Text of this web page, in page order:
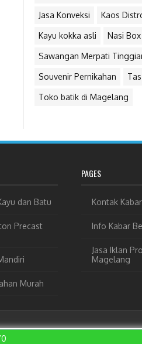
Jasa Konveksi Kaos
Kayu kokka asli Nasi Box
Sawangan Merpati
Souvenir Pernikahan
Toko batik di Magelang
dan Batu
Precast
Murah
PAGES
Kontak
Info Kabar
Jasa Iklan
Magelang